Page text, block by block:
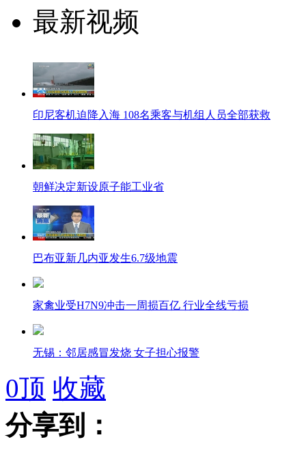
最新视频
印尼客机迫降入海 108名乘客与机组人员全部获救
朝鲜决定新设原子能工业省
巴布亚新几内亚发生6.7级地震
家禽业受H7N9冲击一周损百亿 行业全线亏损
无锡：邻居感冒发烧 女子担心报警
空军第十批女飞行学员招收工作启动
0顶 收藏
分享到：